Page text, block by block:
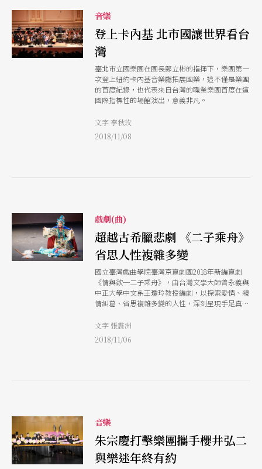
音樂
登上卡內基 北市國讓世界看台
灣
臺北市立國樂團在團長鄭立彬的指揮下，樂團第一
次登上紐約卡內基音樂廳拓展國樂，這不僅是樂團
的首度紀錄，也代表來自台灣的職業樂團首度在這
國際指標性的場館演出，意義非凡。
文字 李秋玫
2018/11/08
戲劇(曲)
超越古希臘悲劇 《二子乘舟》
省思人性複雜多變
國立臺灣戲曲學院臺灣京崑劇團2018年新編崑劇
《情與欲─二子乘舟》，由台灣文學大師曾永義與
中正大學中文系王瓊玲教授編劇，以探索愛情、親
情糾葛、省思複雜多變的人性，深刻呈現手足真情
文字 張震洲
2018/11/06
音樂
朱宗慶打擊樂團攜手櫻井弘二
與樂迷年終有約